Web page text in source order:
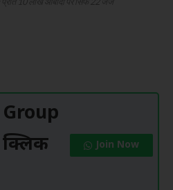
Join Now